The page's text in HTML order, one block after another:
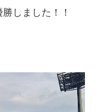
しました！！